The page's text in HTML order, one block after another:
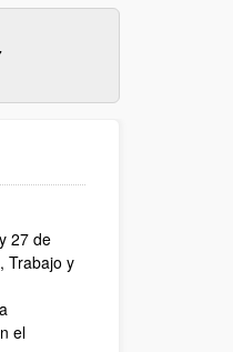
27 de
Trabajo y
el